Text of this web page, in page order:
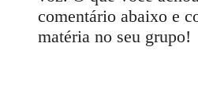
comentário abaixo e
matéria no seu grupo!